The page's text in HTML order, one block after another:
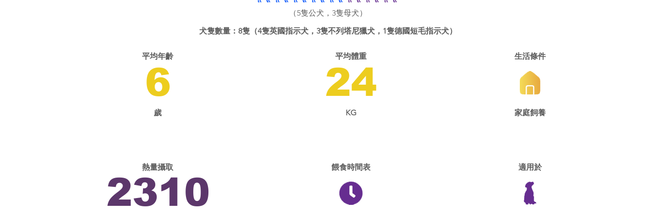
（5隻公犬，3隻母犬）
犬隻數量：8隻（4隻英國指示犬，3隻不列塔尼獵犬，1隻德國短毛指示犬）
平均年齡
歲
6
2310
熱量攝取
24
平均體重
KG
餵食時間表
生活條件
家庭飼養
適用於